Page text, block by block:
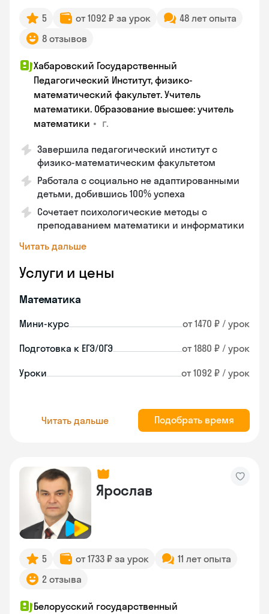
5 от 1092 ₽ за урок
48 лет опыта
8 отзывов
Хабаровский Государственный
Педагогический Институт, физико-
математический факультет. Учитель
математики. Образование высшее: учитель
математики • г.
Завершила педагогический институт с
физико-математическим факультетом
Работала с социально не адаптированными
детьми, добившись 100% успеха
Сочетает психологические методы с
преподаванием математики и информатики
Читать дальше
Услуги и цены
Математика
Мини-курс от 1470 ₽ / урок
Подготовка к ЕГЭ/ОГЭ от 1880 ₽ / урок
Уроки от 1092 ₽ / урок
Читать дальше Подобрать время
Ярослав
5 от 1733 ₽ за урок
11 лет опыта
2 отзыва
Белорусский государственный